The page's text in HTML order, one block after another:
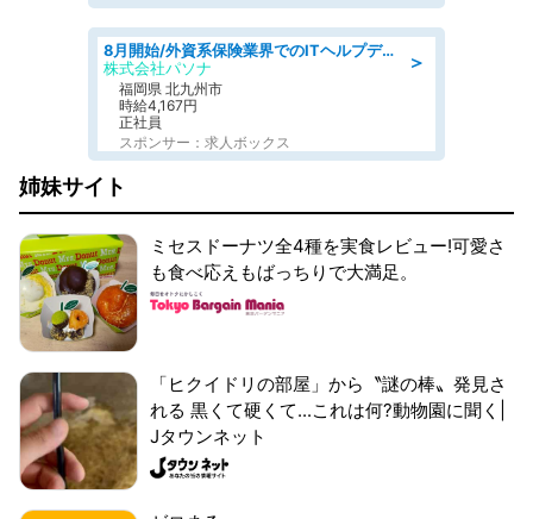
＞
8月開始/外資系保険業界でのITヘルプデスク業務/駅近/即日勤務可/ヘルプデスク
株式会社パソナ
福岡県 北九州市
時給4,167円
正社員
スポンサー：求人ボックス
姉妹サイト
ミセスドーナツ全4種を実食レビュー!可愛さ
も食べ応えもばっちりで大満足。
「ヒクイドリの部屋」から〝謎の棒〟発見さ
れる 黒くて硬くて...これは何?動物園に聞く|
Jタウンネット